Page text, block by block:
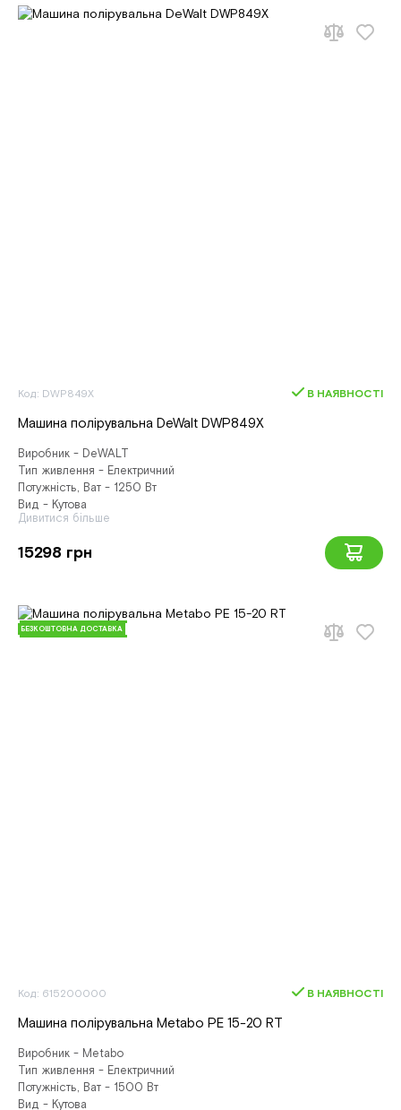
Код: DWP849X В НАЯВНОСТІ
Машина полірувальна DeWalt DWP849X
Виробник - DeWALT
Тип живлення - Електричний
Потужність, Ват - 1250 Вт
Вид - Кутова
Дивитися більше
15298 грн
БЕЗКОШТОВНА ДОСТАВКА
Код: 615200000 В НАЯВНОСТІ
Машина полірувальна Metabo PE 15-20 RT
Виробник - Metabo
Тип живлення - Електричний
Потужність, Ват - 1500 Вт
Вид - Кутова